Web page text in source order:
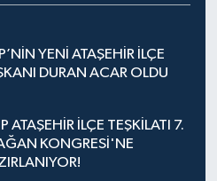
YENİ ATAŞEHİR İLÇE
DURAN ACAR OLDU
ATAŞEHİR İLÇE TEŞKİLATI 7.
KONGRESİ'NE